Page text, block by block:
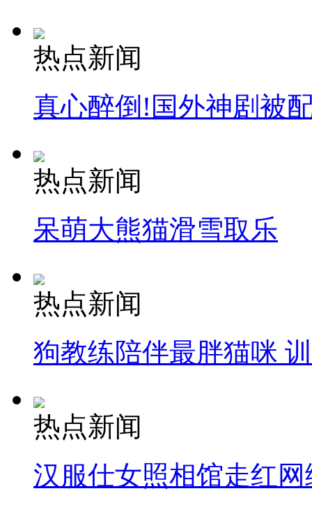
热点新闻
真心醉倒!国外神剧被
热点新闻
呆萌大熊猫滑雪取乐
热点新闻
狗教练陪伴最胖猫咪
热点新闻
汉服仕女照相馆走红网